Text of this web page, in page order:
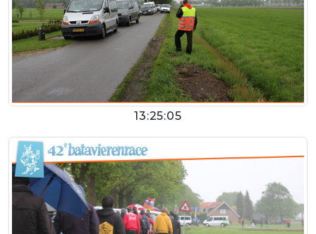
13:25:05